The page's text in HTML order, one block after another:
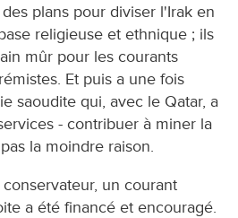
plans pour diviser l'Irak en
religieuse et ethnique ; ils
mûr pour les courants
Et puis a une fois
saoudite qui, avec le Qatar, a
- contribuer à miner la
la moindre raison.
un courant
a été financé et encouragé.